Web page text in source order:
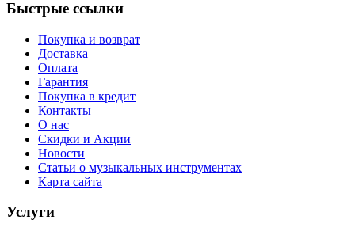
Быстрые ссылки
Покупка и возврат
Доставка
Оплата
Гарантия
Покупка в кредит
Контакты
О нас
Скидки и Акции
Новости
Статьи о музыкальных инструментах
Карта сайта
Услуги